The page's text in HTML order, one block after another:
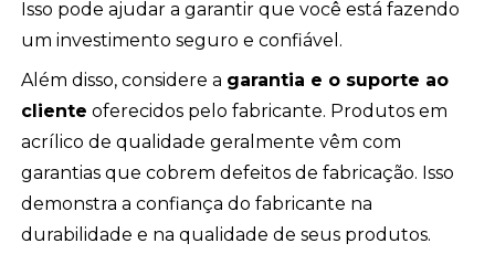
Isso pode ajudar a garantir que você está fazendo
um investimento seguro e confiável.
Além disso, considere a garantia e o suporte ao
cliente oferecidos pelo fabricante. Produtos em
acrílico de qualidade geralmente vêm com
garantias que cobrem defeitos de fabricação. Isso
demonstra a confiança do fabricante na
durabilidade e na qualidade de seus produtos.